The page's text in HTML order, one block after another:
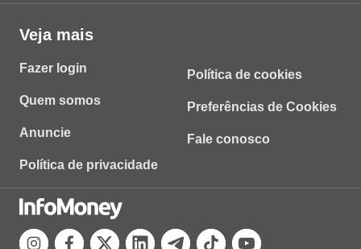
Veja mais
Fazer login
Quem somos
Anuncie
Política de privacidade
Política de cookies
Preferências de Cookies
Fale conosco